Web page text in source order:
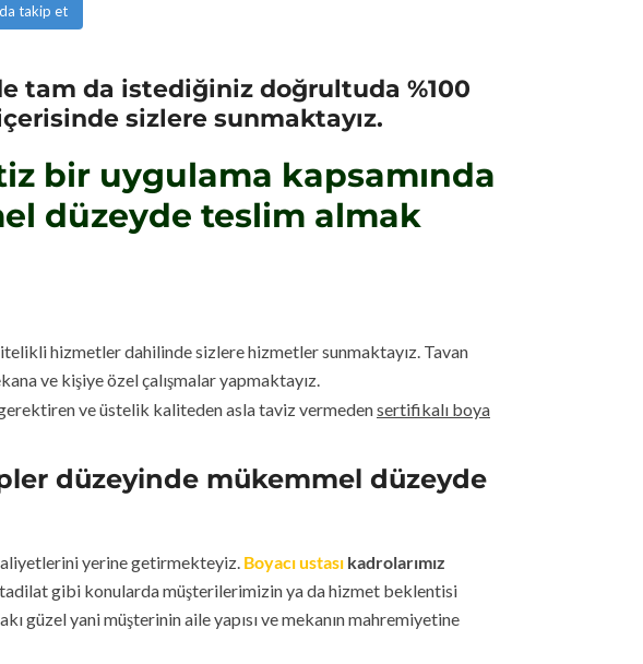
takip et
tam da istediğiniz doğrultuda %100
sizlere sunmaktayız.
bir uygulama kapsamında
düzeyde teslim almak
hizmetler dahilinde sizlere hizmetler sunmaktayız. Tavan
ve kişiye özel çalışmalar yapmaktayız.
ve üstelik kaliteden asla taviz vermedensertifikalı boya
düzeyinde mükemmel düzeyde
yerine getirmekteyiz. Boyacı ustası kadrolarımız
gibi konularda müşterilerimizin ya da hizmet beklentisi
güzel yani müşterinin aile yapısı ve mekanın mahremiyetine